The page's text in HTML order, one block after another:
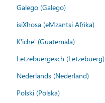
Galego (Galego)
isiXhosa (eMzantsi Afrika)
K'iche' (Guatemala)
Lëtzebuergesch (Lëtzebuerg)
Nederlands (Nederland)
Polski (Polska)